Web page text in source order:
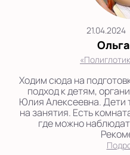
21.04.2024
Ходим сюда на
подход к детям,
Юлия Алексеевна. Дети
на занятия. Есть
где можно